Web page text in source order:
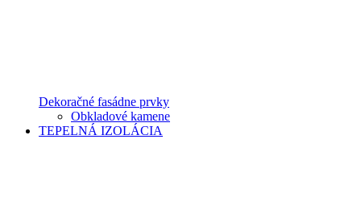
Dekoračné fasádne prvky
Obkladové kamene
TEPELNÁ IZOLÁCIA